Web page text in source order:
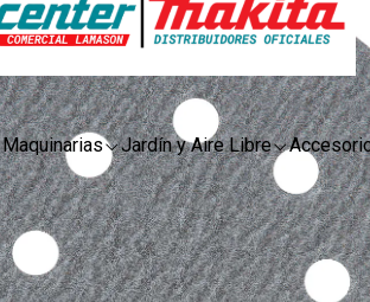
Maquinarias Jardín y Aire Libre